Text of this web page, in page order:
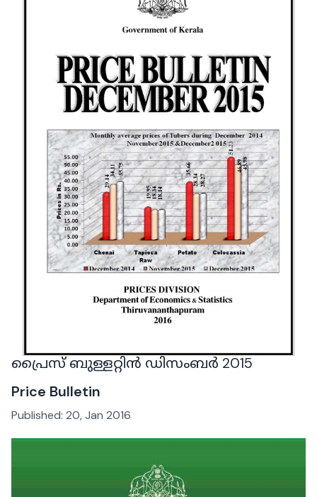
പ്രൈസ് ബുള്ളറ്റിൻ ഡിസംബർ 2015
Price Bulletin
Published: 20, Jan 2016